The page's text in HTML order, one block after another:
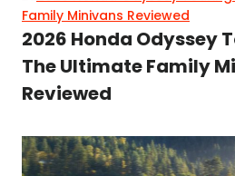
2026 Honda Odyssey
The Ultimate Family
Reviewed